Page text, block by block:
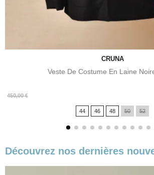
CRUNA
Veste De Costume En Laine
450,00 €
Prix
44 46 48 50 52
Découvrez nos dernières